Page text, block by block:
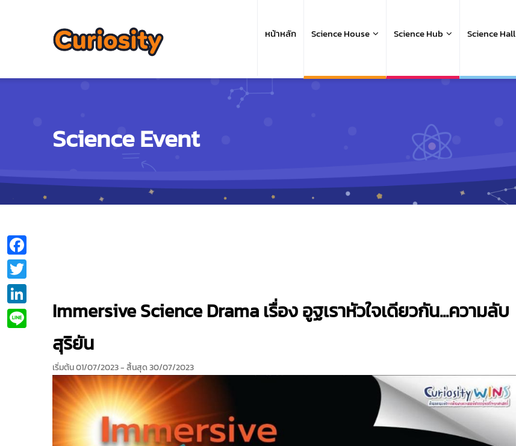
navigation
หน้าหลัก Science House Science Hub Science Hall
Science Event
Immersive Science Drama เรื่อง อูฐเราหัวใจเดียวกัน...ความลับ
สุริยัน
เริ่มต้น 01/07/2023- สิ้นสุด 30/07/2023